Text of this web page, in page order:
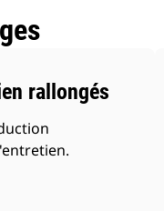
rallongés